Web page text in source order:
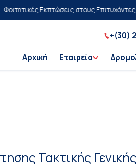
Εκπτώσεις στους Επιτυχόντες
+(30)
Αρχική Εταιρεία
Τακτικής